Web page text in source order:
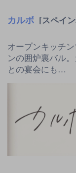
カルボ [スペイ
オープンキッチ
ンの囲炉裏バル
との宴会にも…